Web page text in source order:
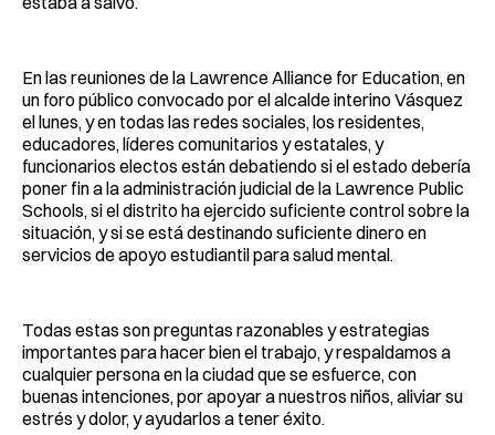
En las reuniones de la Lawrence Alliance for Education, en
un foro público convocado por el alcalde interino Vásquez
el lunes, y en todas las redes sociales, los residentes,
educadores, líderes comunitarios y estatales, y
funcionarios electos están debatiendo si el estado debería
poner fin a la administración judicial de la Lawrence Public
Schools, si el distrito ha ejercido suficiente control sobre la
situación, y si se está destinando suficiente dinero en
servicios de apoyo estudiantil para salud mental.
Todas estas son preguntas razonables y estrategias
importantes para hacer bien el trabajo, y respaldamos a
cualquier persona en la ciudad que se esfuerce, con
buenas intenciones, por apoyar a nuestros niños, aliviar su
estrés y dolor, y ayudarlos a tener éxito.